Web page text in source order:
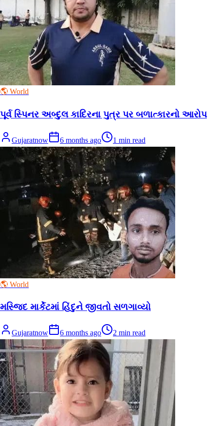
🌎 World
પૂર્વ સ્પિનર ​​અબ્દુલ કાદિરના પુત્ર પર બળાત્કારનો આરોપ
Gujaratnow 6 months ago 1 min read
🌎 World
મસ્જિદ માર્કેટમાં હિંદુને જીવતો સળગાવ્યો
Gujaratnow 6 months ago 2 min read